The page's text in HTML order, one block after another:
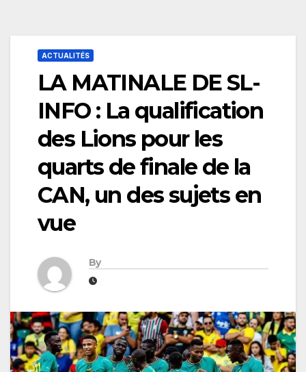
ACTUALITÉS
LA MATINALE DE SL-
INFO : La qualification
des Lions pour les
quarts de finale de la
CAN, un des sujets en
vue
By